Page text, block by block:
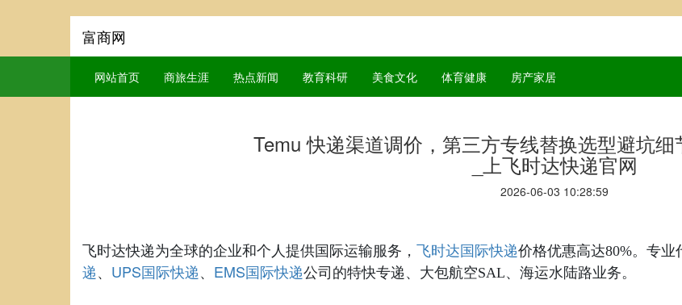
富商网
网站首页 商旅生涯 热点新闻 教育科研 美食文化 体育健康 房产家居
Temu 快递渠道调价，第三方专线替换选型避坑
_上飞时达快递官网
2026-06-03 10:28:59
飞时达快递为全球的企业和个人提供国际运输服务， 飞时达国际快递价格优惠高达80%。专业
递 、 UPS国际快递 、 EMS国际快递公司的特快专递、大包航空SAL、海运水陆路业务。